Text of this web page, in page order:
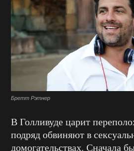
Бретт Рэтнер
В Голливуде царит
подряд обвиняют в
домогательствах. Сначала